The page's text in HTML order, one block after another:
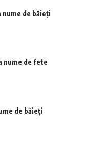
de băieți
nume de fete
de băieți